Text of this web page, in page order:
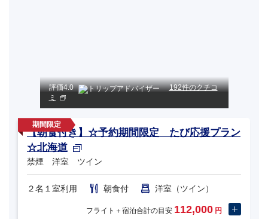
評価4.0
192件のクチコ
ミ
【朝食付き】☆予約期間限定 たび応援プラン
☆北海道
禁煙 洋室 ツイン
２名１室利用 朝食付 洋室（ツイン）
フライト＋宿泊合計の目安 112,000 円